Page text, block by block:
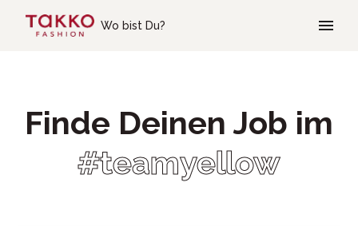
Wo bist Du?
Finde Deinen Job im
#teamyellow